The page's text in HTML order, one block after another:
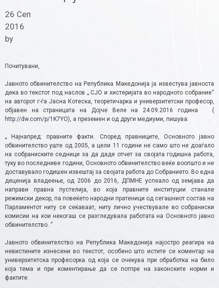
26 Сеп
2016
by
Почитувани,
Јавното обвинителство на Република Македонија ја известува јавноста
дека во текстот под наслов „ СЈО и хистеријата во народното собрание“
на авторот г-ѓа Јасна Котеска, теоретичарка и универзитетски професор,
објавен на страницата на Дојче Веле на 24.09.2016 година (
http://dw.com/p/1K7YO), а преземен и од други медиуми, пишува:
„ Најнапред: правните факти. Според правниците, Основното јавно
обвинителство уште од 2005, а цели 11 години не само што не доаѓало
на собраниските седници за да даде отчет за својата годишна работа,
туку во последниве години, Основното обвинителство веќе воопшто и не
доставувало годишен извештај за својата работа до Собранието. Во една
деценија владеење, од 2006 до 2016, ДПМНЕ успеало од земјава да
направи правна пустелија, во која правните институции станале
режимски декор, па повеќето народни пратеници од сегашниот состав на
Парламентот ниту се сеќаваат, ниту лично учествувале во собраниски
комисии на кои некогаш се разгледувала работата на Основното јавно
обвинителство. “
Јавното обвинителство на Република Македонија најостро реагира на
невистините изнесени во текстот, особено што истите се коментар на
универзитетска професорка од која се очекува при обработка на било
која тема и при коментирање да се потпре на законските норми и
фактите.